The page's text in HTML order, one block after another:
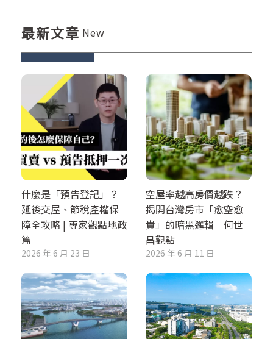
最新文章 New
什麼是「預告登記」？
延後交屋、節稅產權保
障全攻略 | 專家觀點地政
篇
2026 年 6 月 23 日
空屋率越高房價越跌？
揭開台灣房市「愈空愈
貴」的暗黑邏輯｜何世
昌觀點
2026 年 6 月 11 日